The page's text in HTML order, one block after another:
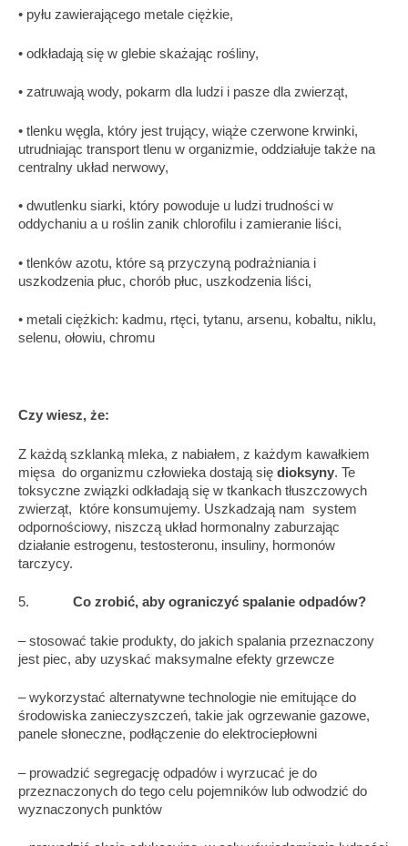
• pyłu zawierającego metale ciężkie,
• odkładają się w glebie skażając rośliny,
• zatruwają wody, pokarm dla ludzi i pasze dla zwierząt,
• tlenku węgla, który jest trujący, wiąże czerwone krwinki,
utrudniając transport tlenu w organizmie, oddziałuje także na
centralny układ nerwowy,
• dwutlenku siarki, który powoduje u ludzi trudności w
oddychaniu a u roślin zanik chlorofilu i zamieranie liści,
• tlenków azotu, które są przyczyną podrażniania i
uszkodzenia płuc, chorób płuc, uszkodzenia liści,
• metali ciężkich: kadmu, rtęci, tytanu, arsenu, kobaltu, niklu,
selenu, ołowiu, chromu
Czy wiesz, że:
Z każdą szklanką mleka, z nabiałem, z każdym kawałkiem
mięsa do organizmu człowieka dostają się dioksyny. Te
toksyczne związki odkładają się w tkankach tłuszczowych
zwierząt, które konsumujemy. Uszkadzają nam system
odpornościowy, niszczą układ hormonalny zaburzając
działanie estrogenu, testosteronu, insuliny, hormonów
tarczycy.
5. Co zrobić, aby ograniczyć spalanie odpadów?
– stosować takie produkty, do jakich spalania przeznaczony
jest piec, aby uzyskać maksymalne efekty grzewcze
– wykorzystać alternatywne technologie nie emitujące do
środowiska zanieczyszczeń, takie jak ogrzewanie gazowe,
panele słoneczne, podłączenie do elektrociepłowni
– prowadzić segregację odpadów i wyrzucać je do
przeznaczonych do tego celu pojemników lub odwodzić do
wyznaczonych punktów